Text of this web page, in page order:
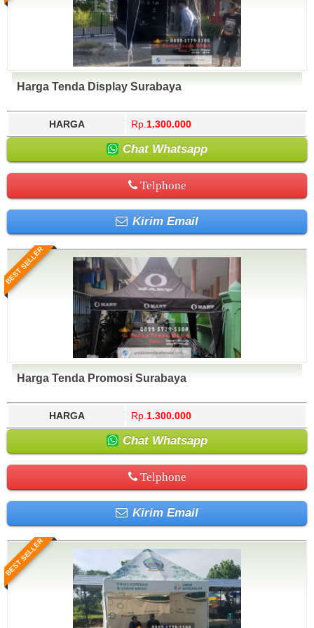
Harga Tenda Display Surabaya
HARGA Rp. 1.300.000
Chat Whatsapp
Telphone
Kirim Email
BEST SELLER
Harga Tenda Promosi Surabaya
HARGA Rp. 1.300.000
Chat Whatsapp
Telphone
Kirim Email
BEST SELLER